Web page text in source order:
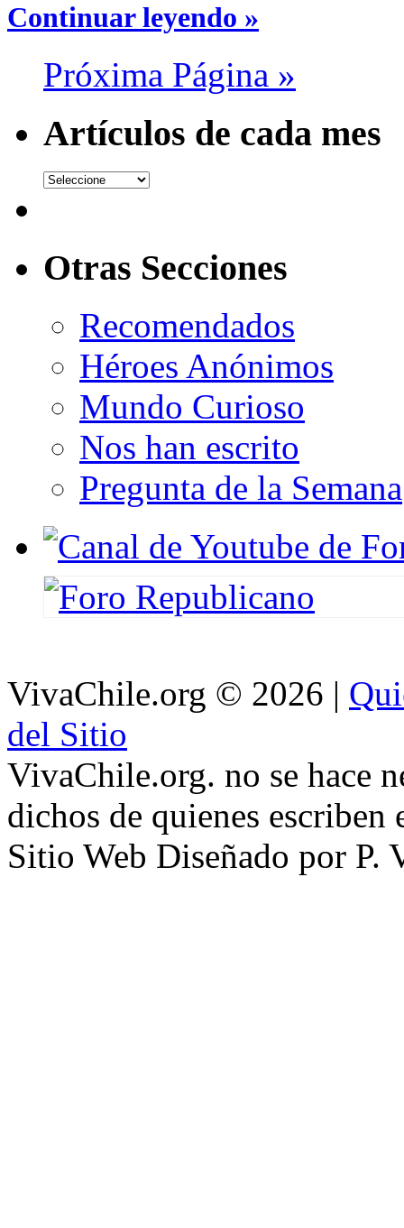
Continuar leyendo »
Próxima Página »
Artículos de cada mes
Otras Secciones
Recomendados
Héroes Anónimos
Mundo Curioso
Nos han escrito
Pregunta de la Semana
VivaChile.org © 2026 |
del Sitio
VivaChile.org. no se hace
dichos de quienes escriben
Sitio Web Diseñado por